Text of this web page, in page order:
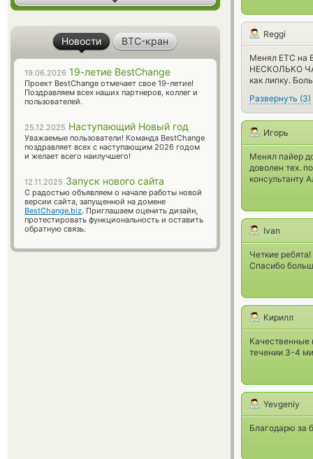
Reggi
Менял ETC на
НЕСКОЛЬКО
как липку.
Развернуть (3)
Игорь
Менял пайер
доволен тех.
консультанту
Ivan
Четкие
Спасибо
Кирилл
Качественные
течении 3-4
Yevgeniy
Благодарю за
Новости BTC-кран
19.06.2026 19-летие BestChange
Проект BestChange отмечает свое 19-летие!
Поздравляем всех наших партнеров, коллег и
пользователей.
25.12.2025 Наступающий Новый год
Уважаемые пользователи! Команда BestChange
поздравляет всех с наступающим 2026 годом
и желает всего наилучшего!
12.11.2025 Запуск нового сайта
С радостью объявляем о начале работы новой
версии сайта, запущенной на домене
BestChange.biz. Приглашаем оценить дизайн,
протестировать функциональность и оставить
обратную связь.